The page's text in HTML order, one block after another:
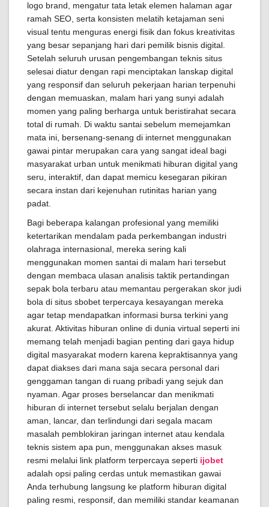
logo brand, mengatur tata letak elemen halaman agar
ramah SEO, serta konsisten melatih ketajaman seni
visual tentu menguras energi fisik dan fokus kreativitas
yang besar sepanjang hari dari pemilik bisnis digital.
Setelah seluruh urusan pengembangan teknis situs
selesai diatur dengan rapi menciptakan lanskap digital
yang responsif dan seluruh pekerjaan harian terpenuhi
dengan memuaskan, malam hari yang sunyi adalah
momen yang paling berharga untuk beristirahat secara
total di rumah. Di waktu santai sebelum memejamkan
mata ini, bersenang-senang di internet menggunakan
gawai pintar merupakan cara yang sangat ideal bagi
masyarakat urban untuk menikmati hiburan digital yang
seru, interaktif, dan dapat memicu kesegaran pikiran
secara instan dari kejenuhan rutinitas harian yang
padat.
Bagi beberapa kalangan profesional yang memiliki
ketertarikan mendalam pada perkembangan industri
olahraga internasional, mereka sering kali
menggunakan momen santai di malam hari tersebut
dengan membaca ulasan analisis taktik pertandingan
sepak bola terbaru atau memantau pergerakan skor judi
bola di situs sbobet terpercaya kesayangan mereka
agar tetap mendapatkan informasi bursa terkini yang
akurat. Aktivitas hiburan online di dunia virtual seperti ini
memang telah menjadi bagian penting dari gaya hidup
digital masyarakat modern karena kepraktisannya yang
dapat diakses dari mana saja secara personal dari
genggaman tangan di ruang pribadi yang sejuk dan
nyaman. Agar proses berselancar dan menikmati
hiburan di internet tersebut selalu berjalan dengan
aman, lancar, dan terlindungi dari segala macam
masalah pemblokiran jaringan internet atau kendala
teknis sistem apa pun, menggunakan akses masuk
resmi melalui link platform terpercaya seperti ijobet
adalah opsi paling cerdas untuk memastikan gawai
Anda terhubung langsung ke platform hiburan digital
paling resmi, responsif, dan memiliki standar keamanan